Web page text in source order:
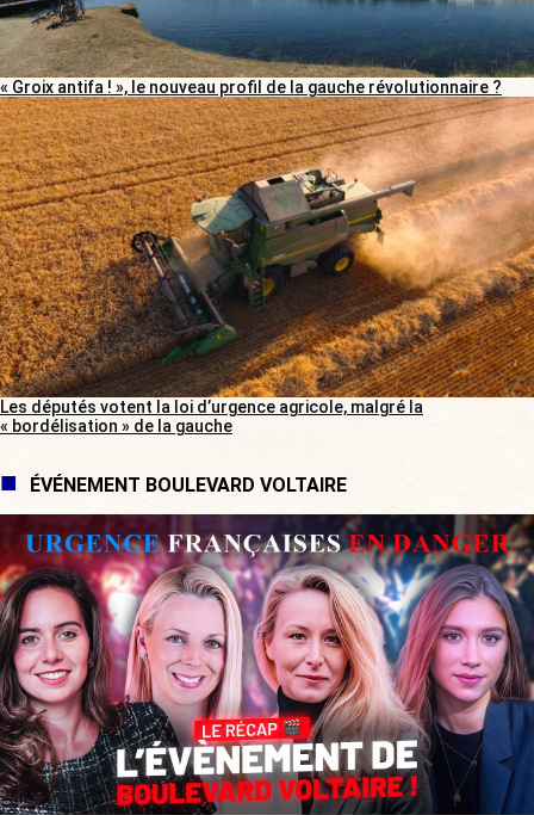
« Groix antifa ! », le nouveau profil de la gauche révolutionnaire ?
Les députés votent la loi d’urgence agricole, malgré la
« bordélisation » de la gauche
ÉVÉNEMENT BOULEVARD VOLTAIRE